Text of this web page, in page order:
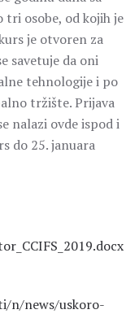
tri osobe, od kojih je
je otvoren za
savetuje da oni
tehnologije i po
tržište. Prijava
nalazi ovde ispod i
do 25. januara
n/news/uskoro-